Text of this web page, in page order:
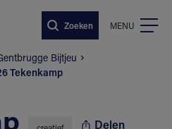
Zoeken MENU
Bijtjeu
Tekenkamp
Delen